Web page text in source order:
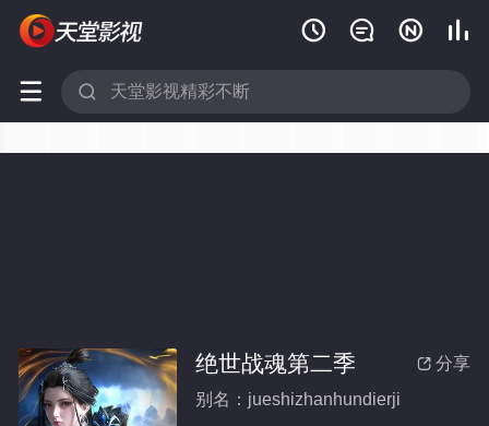
   
 
 分享
绝世战魂第二季
别名：jueshizhanhundierji